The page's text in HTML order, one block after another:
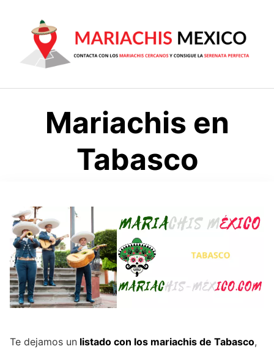
contenido
Mariachis en
Tabasco
Te dejamos un listado con los mariachis de Tabasco,